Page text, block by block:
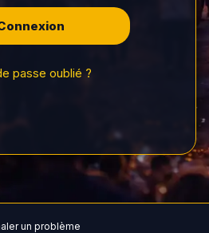
passe oublié ?
un problème